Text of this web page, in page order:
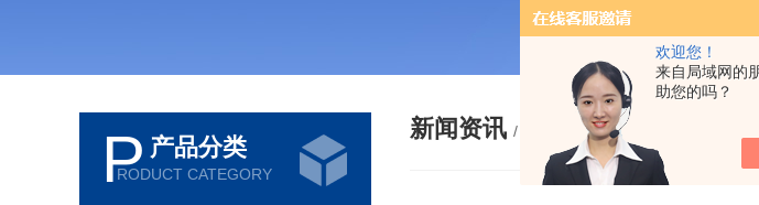
欢迎您！
来自局域网的
助您的吗？
P 产品分类
RODUCT CATEGORY
新闻资讯 / NEWS